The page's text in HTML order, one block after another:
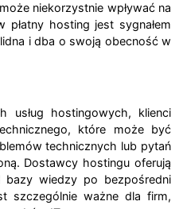
niekorzystnie wpływać na
hosting jest sygnałem
i dba o swoją obecność w
usług hostingowych, klienci
które może być
technicznych lub pytań
Dostawcy hostingu oferują
wiedzy po bezpośredni
szczególnie ważne dla firm,